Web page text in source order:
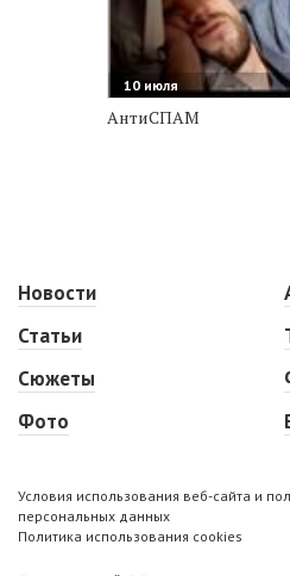
10 июля
АнтиСПАМ
Новости
Статьи
Сюжеты
Фото
Условия использования веб-сайта и
персональных данных
Политика использования cookies